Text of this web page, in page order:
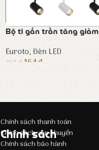
Bộ ti gắn trần tăng giảm
Euroto,Đèn LED
365 ₫ 164₫
Chính sách
Chính sách thanh toán
Chính sách vận chuyển
Chính sách bảo hành